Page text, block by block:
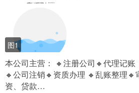
图1
本公司主营： 🔸注册公司🔸代理记
🔸公司注销🔸资质办理 🔸乱账整理
资、贷款…